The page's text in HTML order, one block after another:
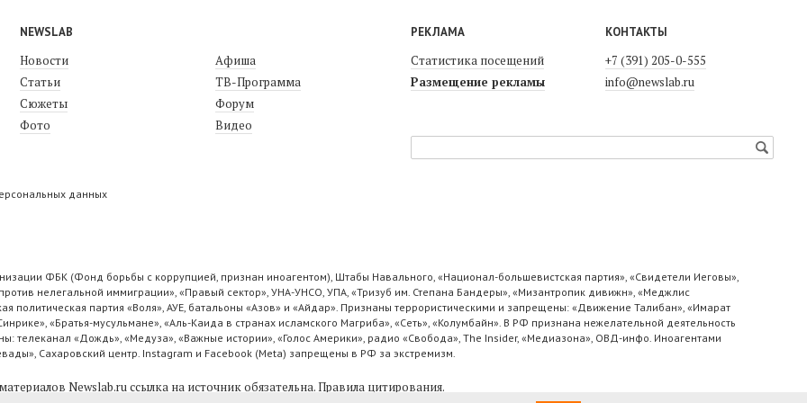
NEWSLAB
Новости
Статьи
Сюжеты
Фото
Афиша
ТВ-Программа
Форум
Видео
РЕКЛАМА
Статистика посещений
Размещение рекламы
КОНТАКТЫ
+7 (391) 205-0-555
info@newslab.ru
данных
ФБК (Фонд борьбы с коррупцией, признан иноагентом), Штабы Навального, «Национал-большевистская партия», «Свидетели Иеговы»,
нелегальной иммиграции», «Правый сектор», УНА-УНСО, УПА, «Тризуб им. Степана Бандеры», «Мизантропик дивижн», «Меджлис
политическая партия «Воля», АУЕ, батальоны «Азов» и «Айдар». Признаны террористическими и запрещены: «Движение Талибан», «Имарат
«Братья-мусульмане», «Аль-Каида в странах исламского Магриба», «Сеть», «Колумбайн». В РФ признана нежелательной деятельность
телеканал «Дождь», «Медуза», «Важные истории», «Голос Америки», радио «Свобода», The Insider, «Медиазона», ОВД-инфо. Иноагентами
Сахаровский центр. Instagram и Facebook (Metа) запрещены в РФ за экстремизм.
Newslab.ru ссылка на источник обязательна.Правила цитирования.